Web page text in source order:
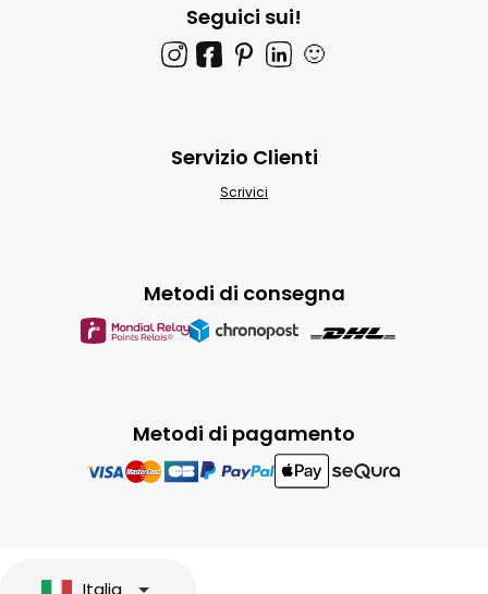
Seguici sui!
🙂
Metodi di pagamento
Metodi di consegna
Servizio Clienti
Scrivici
Italia